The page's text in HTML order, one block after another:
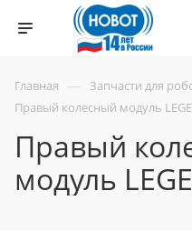
Главная — Запчасти для
Правый колесный модуль
Правый
модуль